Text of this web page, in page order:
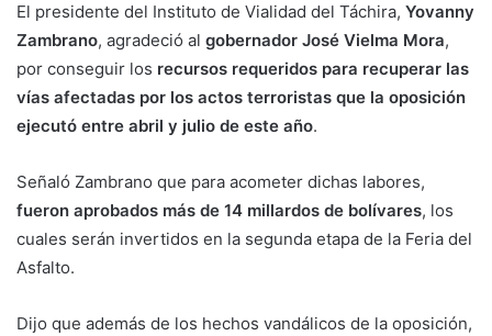
El presidente del Instituto de Vialidad del Táchira, Yovanny
Zambrano, agradeció al gobernador José Vielma Mora,
por conseguir los recursos requeridos para recuperar las
vías afectadas por los actos terroristas que la oposición
ejecutó entre abril y julio de este año.
Señaló Zambrano que para acometer dichas labores,
fueron aprobados más de 14 millardos de bolívares, los
cuales serán invertidos en la segunda etapa de la Feria del
Asfalto.
Dijo que además de los hechos vandálicos de la oposición,